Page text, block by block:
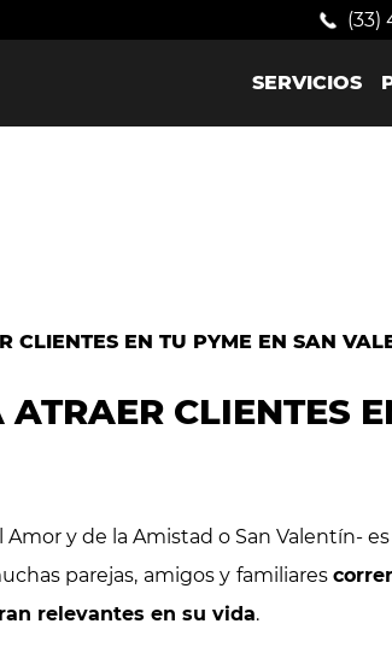
(33)
SERVICIOS
CLIENTES
Amor y de la Amistad o San Valentín-
parejas, amigos y familiares
relevantes en su vida.